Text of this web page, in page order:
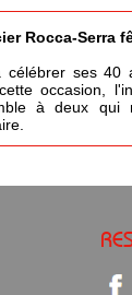
Rocca-Serra
célébrer ses
occasion,
à deux qui